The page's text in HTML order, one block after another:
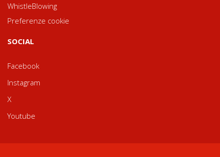
WhistleBlowing
Preferenze cookie
SOCIAL
Facebook
Instagram
X
Youtube